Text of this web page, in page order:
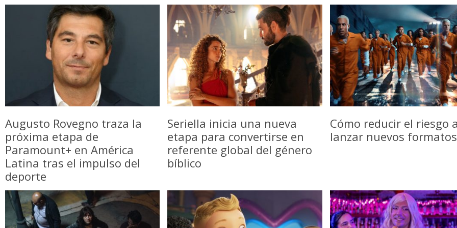
Augusto Rovegno traza la
próxima etapa de
Paramount+ en América
Latina tras el impulso del
deporte
Seriella inicia una nueva
etapa para convertirse en
referente global del género
bíblico
Cómo reducir el riesgo
lanzar nuevos formatos